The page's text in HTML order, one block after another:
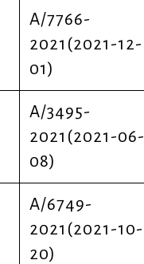
Α/7766-
2021(2021-12-
01)
A/3495-
2021(2021-06-
08)
Α/6749-
2021(2021-10-
20)